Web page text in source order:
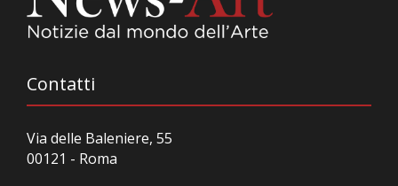
Contatti
Via delle Baleniere, 55
00121 - Roma